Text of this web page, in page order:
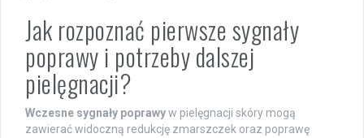
Jak rozpoznać pierwsze sygnały
poprawy i potrzeby dalszej
pielęgnacji?
Wczesne sygnały poprawyw pielęgnacji skóry mogą
zawierać widoczną redukcję zmarszczek oraz poprawę